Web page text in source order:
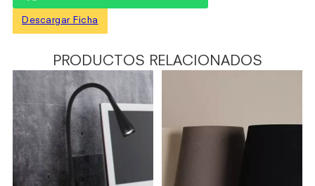
Descargar Ficha
PRODUCTOS RELACIONADOS